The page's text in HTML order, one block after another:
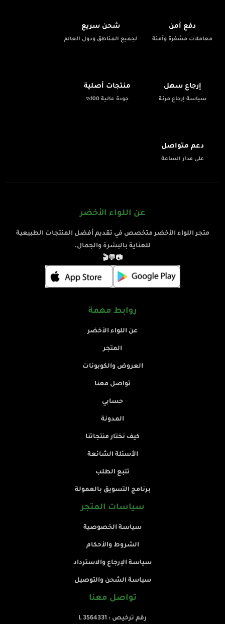
دفع آمن
معاملات مشفرة وآمنة
شحن سريع
لجميع المناطق ودول العالم
إرجاع سهل
سياسة إرجاع مرنة
منتجات أصلية
جودة عالية 100%
دعم متواصل
على مدار الساعة
عن اللواء الأخضر
متجر اللواء الأخضر متخصص في تقديم أفضل المنتجات الطبيعية
للعناية بالبشرة والجمال.
📷
💬
🎬
روابط مهمة
عن اللواء الأخضر
المتجر
العروض والكوبونات
تواصل معنا
حسابي
المدونة
كيف نختار منتجاتنا
الأسئلة الشائعة
تتبع الطلب
برنامج التسويق بالعمولة
سياسات المتجر
سياسة الخصوصية
الشروط والأحكام
سياسة الإرجاع والاسترداد
سياسة الشحن والتوصيل
تواصل معنا
رقم ترخيص : L 3564331